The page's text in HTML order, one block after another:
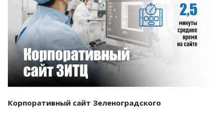
Смотреть проект
Корпоративный сайт Зеленоградского